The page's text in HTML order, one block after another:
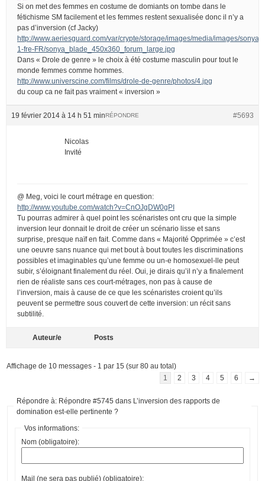
Si on met des femmes en costume de domiants on tombe dans le
fétichisme SM facilement et les femmes restent sexualisée donc il n’y a
pas d’inversion (cf Jacky)
http://www.aeriesguard.com/var/crypte/storage/images/media/images/
1-fre-FR/sonya_blade_450x360_forum_large.jpg
Dans « Drole de genre » le choix à été costume masculin pour tout le
monde femmes comme hommes.
http://www.universcine.com/films/drole-de-genre/photos/4.jpg
du coup ca ne fait pas vraiment « inversion »
19 février 2014 à 14 h 51 min #5693
RÉPONDRE
Nicolas
Invité
@ Meg, voici le court métrage en question:
http://www.youtube.com/watch?v=CnOJgDW0gPI
Tu pourras admirer à quel point les scénaristes ont cru que la simple
inversion leur donnait le droit de créer un scénario lisse et sans
surprise, presque naïf en fait. Comme dans « Majorité Opprimée » c’est
une oeuvre sans nuance qui met bout à bout toutes les discriminations
possibles et imaginables qu’une femme ou un-e homosexuel-lle peut
subir, s’éloignant finalement du réel. Oui, je dirais qu’il n’y a finalement
rien de réaliste sans ces court-métrages, non pas à cause de
l’inversion, mais à cause de ce que les scénaristes croient qu’ils
peuvent se permettre sous couvert de cette inversion: un récit sans
subtilité.
Auteur/e Posts
Affichage de 10 messages - 1 par 15 (sur 80 au total)
1
2 3 4 5 6 →
Répondre à: Répondre #5745 dans L’inversion des rapports de
domination est-elle pertinente ?
Vos informations:
Nom (obligatoire):
Mail (ne sera pas publié) (obligatoire):